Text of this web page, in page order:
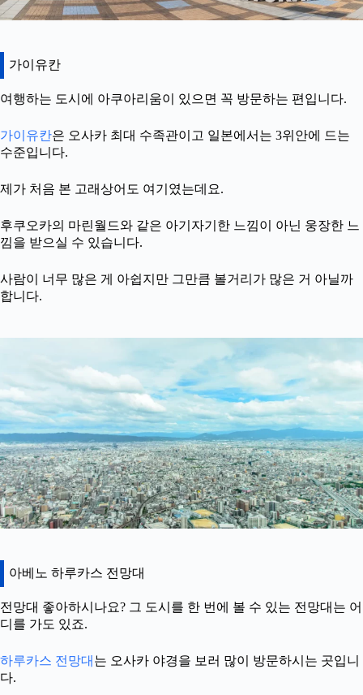
가이유칸
여행하는 도시에 아쿠아리움이 있으면 꼭 방문하는 편입니다.
가이유칸은 오사카 최대 수족관이고 일본에서는 3위안에 드는
수준입니다.
제가 처음 본 고래상어도 여기였는데요.
후쿠오카의 마린월드와 같은 아기자기한 느낌이 아닌 웅장한 느
낌을 받으실 수 있습니다.
사람이 너무 많은 게 아쉽지만 그만큼 볼거리가 많은 거 아닐까
합니다.
아베노 하루카스 전망대
전망대 좋아하시나요? 그 도시를 한 번에 볼 수 있는 전망대는 어
디를 가도 있죠.
하루카스 전망대 는 오사카 야경을 보러 많이 방문하시는 곳입니
다.